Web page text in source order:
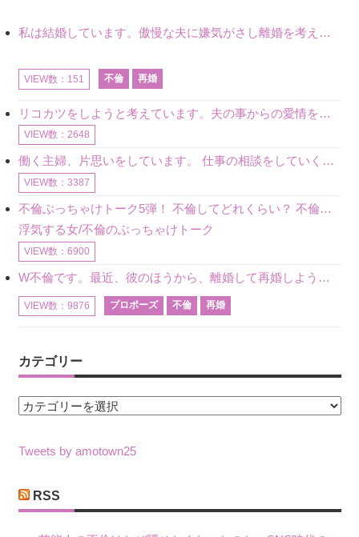
私は結婚しています。傲慢な夫に嫌気がさし離婚を考えていたときに、彼と出会いました。彼には恋人がいましたが、話をするうちに、夫とのことを相談するようにな
VIEW数：151 不倫 再婚
リコカツをしようと考えています。夫の事からの愛情を全く感じません。子供がいるので、子供が成長するまではと我慢しています。 まず、お金が必要だと考え、仕事の量も増やしました。ところが、夫は働かず、結局は
VIEW数：2648
働く主婦、片思いをしています。 仕事の相談をしていくうちに、彼のことを好きになりました。私には夫も子供もいます。不倫をしているわけでもなく、もちろん、この気持ちは誰にも話していません。 ラインをする関
VIEW数：3387
不倫ぶっちゃけトーク5弾！ 不倫してどれくらい？ 不倫のあれこれを、なんでもどうぞ♪♪
浮気する女/不倫のぶっちゃけトーク
VIEW数：6900
W不倫です。最近、彼のほうから、離婚して再婚しよう、と言ってきました。ハッキリいうと、そこまでは考えていませんでした。彼を好きな気持ちはあるし、彼なしの生活は考えられません。だけど、離婚して再婚すると
VIEW数：9876 プロポーズ 不倫 再婚
カテゴリー
カ
ゴ
ー
Tweets by amotown25
RSS